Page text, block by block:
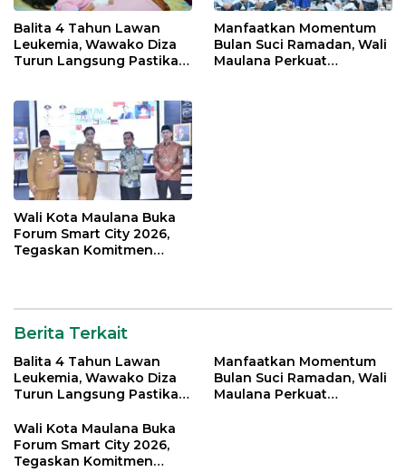
Balita 4 Tahun Lawan
Leukemia, Wawako Diza
Turun Langsung Pastikan
Manfaatkan Momentum
Bulan Suci Ramadan, Wali
Maulana Perkuat
Wali Kota Maulana Buka
Forum Smart City 2026,
Tegaskan Komitmen
Berita Terkait
Balita 4 Tahun Lawan
Leukemia, Wawako Diza
Turun Langsung Pastikan
Manfaatkan Momentum
Bulan Suci Ramadan, Wali
Maulana Perkuat
Wali Kota Maulana Buka
Forum Smart City 2026,
Tegaskan Komitmen